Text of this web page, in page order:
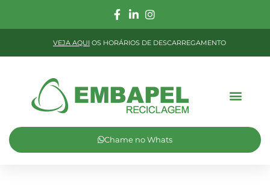
VEJA AQUI OS HORÁRIOS DE DESCARREGAMENTO
Chame no Whats